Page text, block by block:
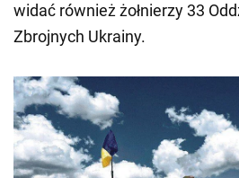
widać również żołnierzy 33
Zbrojnych Ukrainy.